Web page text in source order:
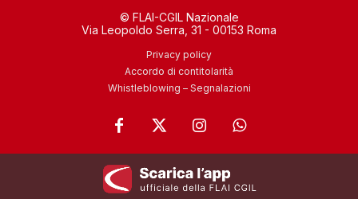
© FLAI-CGIL Nazionale
Via Leopoldo Serra, 31 - 00153 Roma
Privacy policy
Accordo di contitolarità
Whistleblowing – Segnalazioni